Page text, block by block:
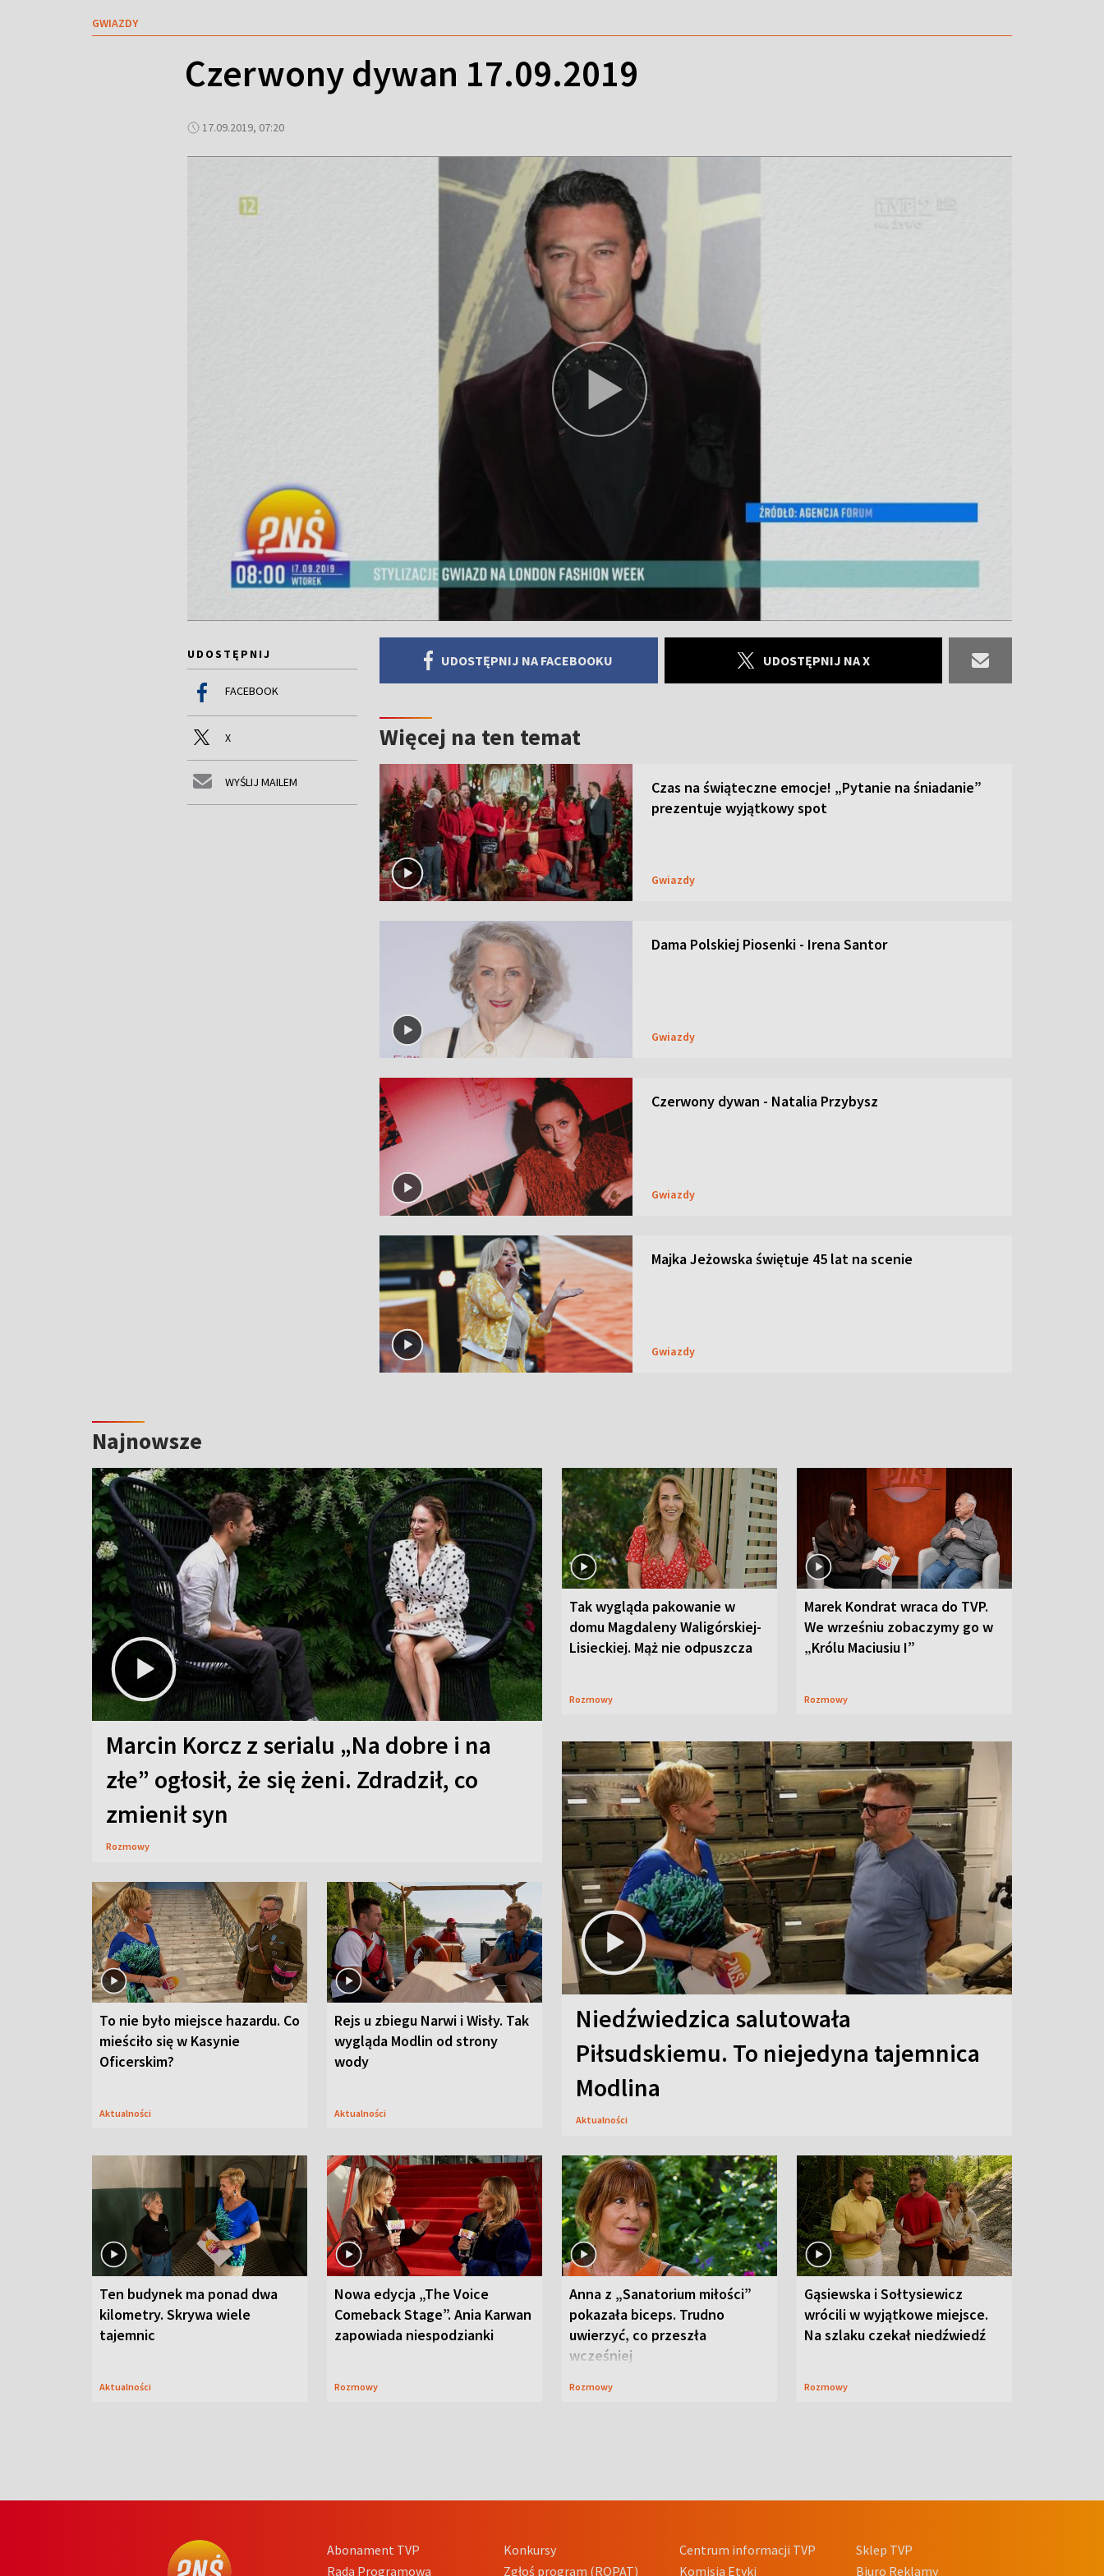
GWIAZDY
Czerwony dywan 17.09.2019
17.09.2019, 07:20
UDOSTĘPNIJ
FACEBOOK
X
WYŚLIJ MAILEM
UDOSTĘPNIJ NA FACEBOOKU UDOSTĘPNIJ NA X
Więcej na ten temat
Czas na świąteczne emocje! „Pytanie na śniadanie”
prezentuje wyjątkowy spot
Gwiazdy
Dama Polskiej Piosenki - Irena Santor
Gwiazdy
Czerwony dywan - Natalia Przybysz
Gwiazdy
Majka Jeżowska świętuje 45 lat na scenie
Gwiazdy
Najnowsze
Marcin Korcz z serialu „Na dobre i na
złe” ogłosił, że się żeni. Zdradził, co
zmienił syn
Rozmowy
Tak wygląda pakowanie w
domu Magdaleny Waligórskiej-
Lisieckiej. Mąż nie odpuszcza
Rozmowy
Marek Kondrat wraca do TVP.
We wrześniu zobaczymy go w
„Królu Maciusiu I”
Rozmowy
To nie było miejsce hazardu. Co
mieściło się w Kasynie
Oficerskim?
Aktualności
Rejs u zbiegu Narwi i Wisły. Tak
wygląda Modlin od strony
wody
Aktualności
Niedźwiedzica salutowała
Piłsudskiemu. To niejedyna tajemnica
Modlina
Aktualności
Ten budynek ma ponad dwa
kilometry. Skrywa wiele
tajemnic
Aktualności
Nowa edycja „The Voice
Comeback Stage”. Ania Karwan
zapowiada niespodzianki
Rozmowy
Anna z „Sanatorium miłości”
pokazała biceps. Trudno
uwierzyć, co przeszła
wcześniej
Rozmowy
Gąsiewska i Sołtysiewicz
wrócili w wyjątkowe miejsce.
Na szlaku czekał niedźwiedź
Rozmowy
Abonament TVP
Rada Programowa
Konkursy
Zgłoś program (ROPAT)
Centrum informacji TVP
Komisja Etyki
Sklep TVP
Biuro Reklamy